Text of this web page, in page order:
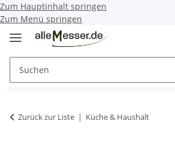
Zum Hauptinhalt springen
Zum Menü springen
Zurück zur Liste Küche & Haushalt